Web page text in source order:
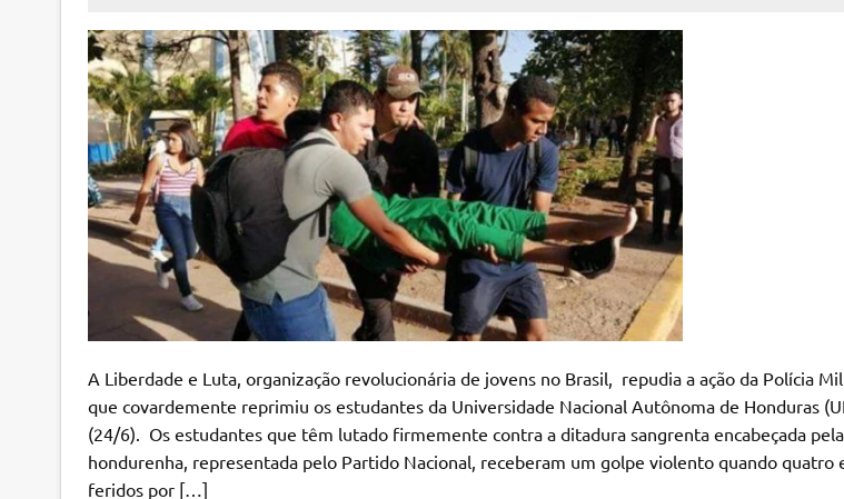
A Liberdade e Luta, organização revolucionária de jovens no Brasil, repudia a ação da Polícia
que covardemente reprimiu os estudantes da Universidade Nacional Autônoma de Honduras
(24/6). Os estudantes que têm lutado firmemente contra a ditadura sangrenta encabeçada
hondurenha, representada pelo Partido Nacional, receberam um golpe violento quando quatro
feridos por […]